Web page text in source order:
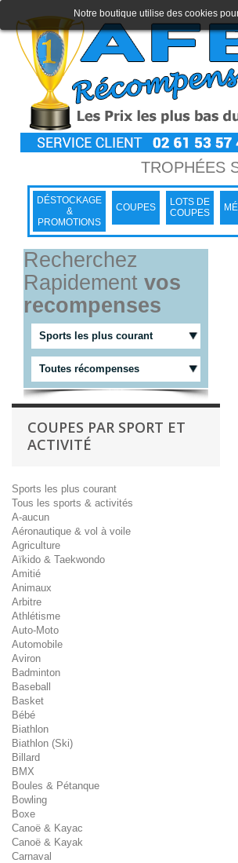
TROPHÉES
DÉSTOCKAGE
&
PROMOTIONS
COUPES
LOTS DE
COUPES
Notre boutique utilise des cookies
Recherchez
Rapidement vos
recompenses
Sports les plus courant
Toutes récompenses
COUPES PAR SPORT ET
ACTIVITÉ
Sports les plus courant
Tous les sports & activités
A-aucun
Aéronautique & vol à voile
Agriculture
Aïkido & Taekwondo
Amitié
Animaux
Arbitre
Athlétisme
Auto-Moto
Automobile
Aviron
Badminton
Baseball
Basket
Bébé
Biathlon
Biathlon (Ski)
Billard
BMX
Boules & Pétanque
Bowling
Boxe
Canoë & Kayac
Canoë & Kayak
Carnaval